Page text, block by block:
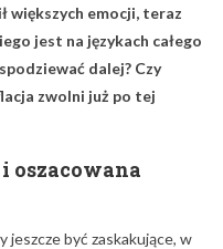
większych emocji, teraz
jest na językach całego
dalej? Czy
zwolni już po tej
oszacowana
jeszcze być zaskakujące, w